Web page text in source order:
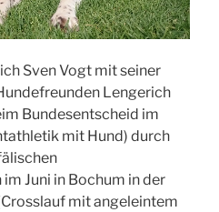
Sven Vogt mit seiner
Lengerich
Bundesentscheid im
mit Hund) durch
Juni in Bochum in der
mit angeleintem